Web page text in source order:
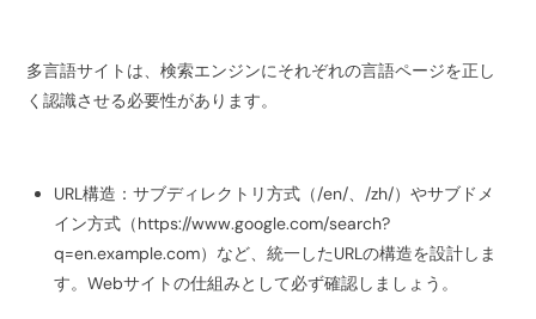
多言語サイトは、検索エンジンにそれぞれの言語ページを正し
く認識させる必要性があります。
URL構造：サブディレクトリ方式（/en/、/zh/）やサブドメ
イン方式（https://www.google.com/search?
q=en.example.com）など、統一したURLの構造を設計しま
す。Webサイトの仕組みとして必ず確認しましょう。